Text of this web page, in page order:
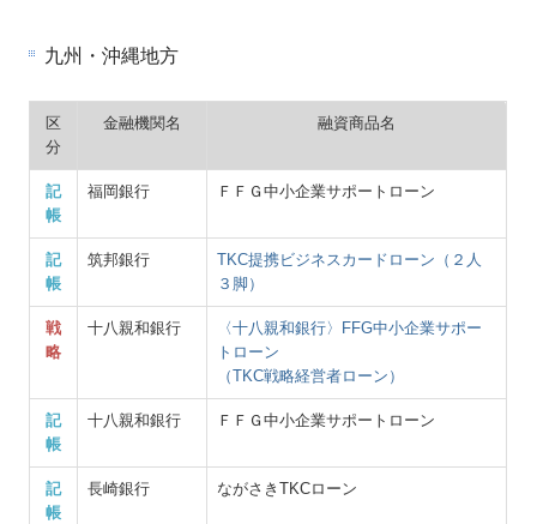
九州・沖縄地方
区
分
金融機関名 融資商品名
記
帳
福岡銀行 ＦＦＧ中小企業サポートローン
記
帳
筑邦銀行
TKC提携ビジネスカードローン（２人
３脚）
戦
略
十八親和銀行
〈十八親和銀行〉FFG中小企業サポー
トローン
（TKC戦略経営者ローン）
記
帳
十八親和銀行 ＦＦＧ中小企業サポートローン
記
帳
長崎銀行 ながさきTKCローン